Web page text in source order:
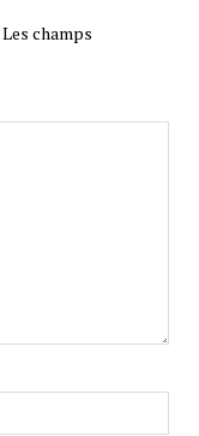
Les champs